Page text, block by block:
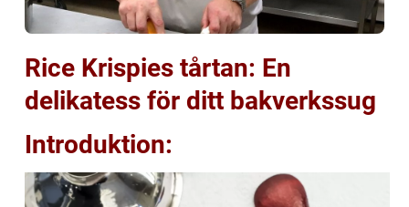
Rice Krispies tårtan: En
delikatess för ditt bakverkssug
Introduktion: